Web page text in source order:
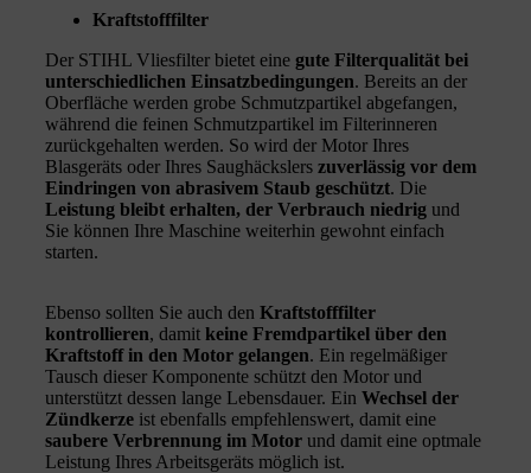
Kraftstofffilter
Der STIHL Vliesfilter bietet eine gute Filterqualität bei
unterschiedlichen Einsatzbedingungen. Bereits an der
Oberfläche werden grobe Schmutzpartikel abgefangen,
während die feinen Schmutzpartikel im Filterinneren
zurückgehalten werden. So wird der Motor Ihres
Blasgeräts oder Ihres Saughäckslers zuverlässig vor dem
Eindringen von abrasivem Staub geschützt. Die
Leistung bleibt erhalten, der Verbrauch niedrig und
Sie können Ihre Maschine weiterhin gewohnt einfach
starten.
Ebenso sollten Sie auch den Kraftstofffilter
kontrollieren, damit keine Fremdpartikel über den
Kraftstoff in den Motor gelangen. Ein regelmäßiger
Tausch dieser Komponente schützt den Motor und
unterstützt dessen lange Lebensdauer. Ein Wechsel der
Zündkerze ist ebenfalls empfehlenswert, damit eine
saubere Verbrennung im Motor und damit eine optmale
Leistung Ihres Arbeitsgeräts möglich ist.